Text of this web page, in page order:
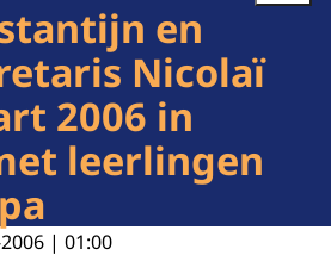
en
Nicolaï
2006 in
leerlingen
| 01:00